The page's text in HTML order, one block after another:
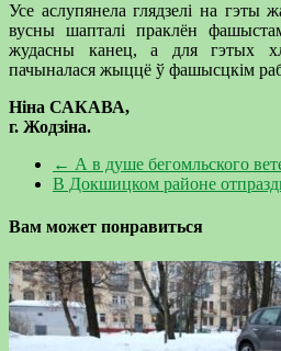
Усе аслупянела глядзелі на гэты
вусны шапталі праклён
жудасны канец, а для гэтых
пачыналася жыццё ў фашысцкім
Ніна САКАВА,
г. Жодзіна.
← А в душе бегомльского
В Докшицком районе
Вам может понравиться